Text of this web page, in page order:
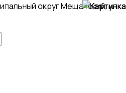
округ Мещанский, ул.